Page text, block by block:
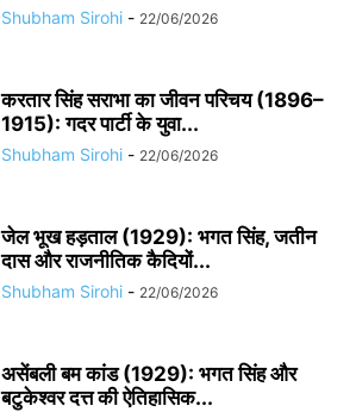
Shubham Sirohi - 22/06/2026
करतार सिंह सराभा का जीवन परिचय (1896–
1915): गदर पार्टी के युवा...
Shubham Sirohi - 22/06/2026
जेल भूख हड़ताल (1929): भगत सिंह, जतीन
दास और राजनीतिक कैदियों...
Shubham Sirohi - 22/06/2026
असेंबली बम कांड (1929): भगत सिंह और
बटुकेश्वर दत्त की ऐतिहासिक...